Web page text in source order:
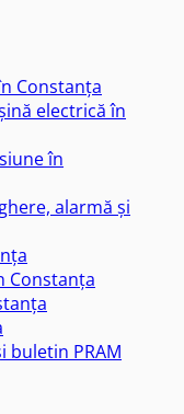
Constanța
electrică în
în
alarmă și
Constanța
buletin PRAM